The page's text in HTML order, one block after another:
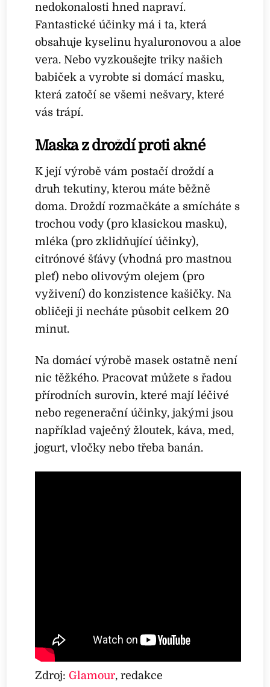
nedokonalosti hned napraví.
Fantastické účinky má i ta, která
obsahuje kyselinu hyaluronovou a aloe
vera. Nebo vyzkoušejte triky našich
babiček a vyrobte si domácí masku,
která zatočí se všemi nešvary, které
vás trápí.
Maska z droždí proti akné
K její výrobě vám postačí droždí a
druh tekutiny, kterou máte běžně
doma. Droždí rozmačkáte a smícháte s
trochou vody (pro klasickou masku),
mléka (pro zklidňující účinky),
citrónové šťávy (vhodná pro mastnou
pleť) nebo olivovým olejem (pro
vyživení) do konzistence kašičky. Na
obličeji ji necháte působit celkem 20
minut.
Na domácí výrobě masek ostatně není
nic těžkého. Pracovat můžete s řadou
přírodních surovin, které mají léčivé
nebo regenerační účinky, jakými jsou
například vaječný žloutek, káva, med,
jogurt, vločky nebo třeba banán.
Zdroj: Glamour, redakce